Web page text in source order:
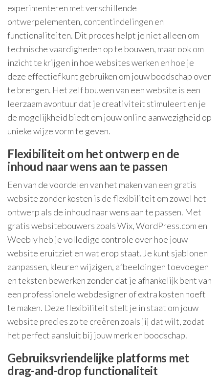
experimenteren met verschillende
ontwerpelementen, contentindelingen en
functionaliteiten. Dit proces helpt je niet alleen om
technische vaardigheden op te bouwen, maar ook om
inzicht te krijgen in hoe websites werken en hoe je
deze effectief kunt gebruiken om jouw boodschap over
te brengen. Het zelf bouwen van een website is een
leerzaam avontuur dat je creativiteit stimuleert en je
de mogelijkheid biedt om jouw online aanwezigheid op
unieke wijze vorm te geven.
Flexibiliteit om het ontwerp en de
inhoud naar wens aan te passen
Een van de voordelen van het maken van een gratis
website zonder kosten is de flexibiliteit om zowel het
ontwerp als de inhoud naar wens aan te passen. Met
gratis websitebouwers zoals Wix, WordPress.com en
Weebly heb je volledige controle over hoe jouw
website eruitziet en wat erop staat. Je kunt sjablonen
aanpassen, kleuren wijzigen, afbeeldingen toevoegen
en teksten bewerken zonder dat je afhankelijk bent van
een professionele webdesigner of extra kosten hoeft
te maken. Deze flexibiliteit stelt je in staat om jouw
website precies zo te creëren zoals jij dat wilt, zodat
het perfect aansluit bij jouw merk en boodschap.
Gebruiksvriendelijke platforms met
drag-and-drop functionaliteit